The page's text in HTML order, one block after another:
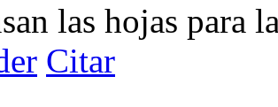
las hojas para
Citar